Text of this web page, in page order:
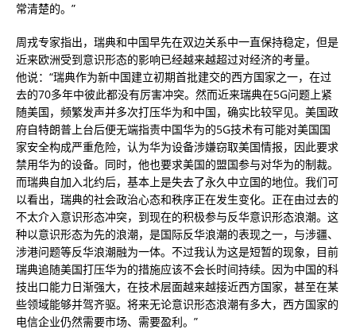
常清楚的。”
周戎专家指出，瑞典和中国早先在双边关系中一直保持稳定，但是
近来欧洲受到意识形态的影响已经越来越超过对经济的考量。
他说：“瑞典作为新中国建立初期首批建交的西方国家之一，在过
去的70多年中彼此都没有厉害冲突。然而近来瑞典在5G问题上紧
随美国，频繁发声并多次打压华为和中国，确实比较罕见。美国政
府自特朗普上台后便无端指责中国华为的5G技术有可能对美国国
家安全构成严重危险，认为华为设备涉嫌窃取美国情报，因此要求
禁用华为的设备。同时，他也要求美国的盟国参与对华为的制裁。
而瑞典自加入北约后，基本上是失去了永久中立国的地位。我们可
以看出，瑞典的社会政治心态和秩序正在发生变化。正在由过去的
不太介入意识形态冲突，到现在的积极参与反华意识形态浪潮。这
种以意识形态为先的浪潮，是国际反华浪潮的表现之一，与涉疆、
涉港问题等反华浪潮融为一体。不过我认为这是短暂的现象，目前
瑞典追随美国打压华为的措施应该不会长时间持续。因为中国的科
技出口能力日渐强大，在技术层面越来越接近西方国家，甚至在某
些领域能够并驾齐驱。将来无论意识形态浪潮有多大，西方国家的
电信企业仍然需要市场、需要盈利。”